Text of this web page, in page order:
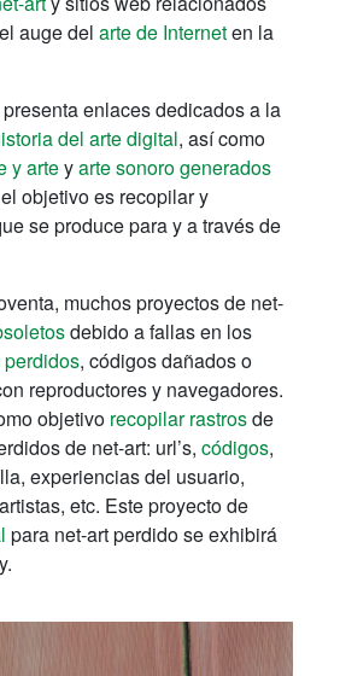
auge del arte de Interneten la
enlaces dedicados a la
del arte digital, así como
y arteyarte sonoro generados
objetivo es recopilar y
se produce para y a través de
muchos proyectos de net-
debido a fallas en los
, códigos dañados o
reproductores y navegadores.
objetivo recopilar rastrosde
de net-art: url’s, códigos,
experiencias del usuario,
etc. Este proyecto de
para net-art perdido se exhibirá